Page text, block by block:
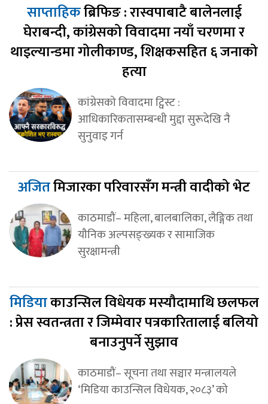
साप्ताहिकब्रिफिङ : रास्वपाबाटै बालेनलाई
घेराबन्दी, कांग्रेसको विवादमा नयाँ चरणमा र
थाइल्यान्डमा गोलीकाण्ड, शिक्षकसहित ६ जनाको
हत्या
कांग्रेसको विवादमा ट्विस्ट :
आधिकारिकतासम्बन्धी मुद्दा सुरूदेखि नै
सुनुवाइ गर्न
अजितमिजारका परिवारसँग मन्त्री वादीको भेट
काठमाडौं– महिला, बालबालिका, लैङ्गिक तथा
यौनिक अल्पसङ्ख्यक र सामाजिक
सुरक्षामन्त्री
मिडियाकाउन्सिल विधेयक मस्यौदामाथि छलफल
: प्रेस स्वतन्त्रता र जिम्मेवार पत्रकारितालाई बलियो
बनाउनुपर्ने सुझाव
काठमाडौं– सूचना तथा सञ्चार मन्त्रालयले
‘मिडिया काउन्सिल विधेयक, २०८३’ को